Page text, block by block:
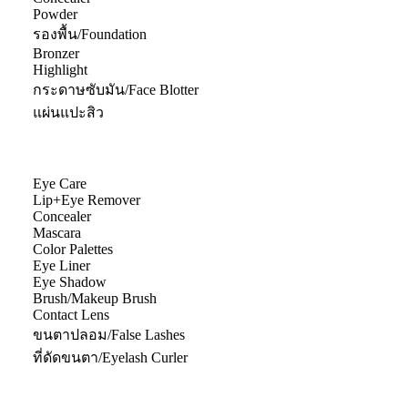
Powder
รองพื้น/Foundation
Bronzer
Highlight
กระดาษซับมัน/Face Blotter
แผ่นแปะสิว
Eye Care
Lip+Eye Remover
Concealer
Mascara
Color Palettes
Eye Liner
Eye Shadow
Brush/Makeup Brush
Contact Lens
ขนตาปลอม/False Lashes
ที่ดัดขนตา/Eyelash Curler